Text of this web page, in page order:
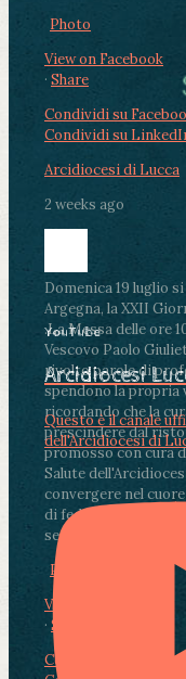
Photo
View on Facebook
· Share
Condividi su
Condividi su
Arcidiocesi di Lucca
2 weeks ago
Domenica 19 luglio
Argegna, la XXII
.La Messa delle ore
Vescovo Paolo
rivolto parole di
spendono la propria
ricordando che la
prescindere dal
promosso con cura
Salute
convergere nel
di fedeli, operatori
segnate dalla
Photo
View on Facebook
· Share
Condividi su Facebook
YouTube
Arcidiocesi
Questo è il canale
dell'Arcidiocesi di